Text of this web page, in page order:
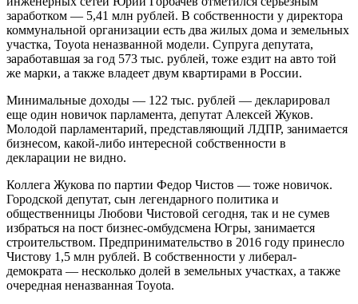
заработком — 5,41 млн рублей. В собственности у директора
коммунальной организации есть два жилых дома и земельных
участка, Toyota неназванной модели. Супруга депутата,
заработавшая за год 573 тыс. рублей, тоже ездит на авто той
же марки, а также владеет двум квартирами в России.
Минимальные доходы — 122 тыс. рублей — декларировал
еще один новичок парламента, депутат Алексей Жуков.
Молодой парламентарий, представляющий ЛДПР, занимается
бизнесом, какой-либо интересной собственности в
декларации не видно.
Коллега Жукова по партии Федор Чистов — тоже новичок.
Городской депутат, сын легендарного политика и
общественницы Любови Чистовой сегодня, так и не сумев
избраться на пост бизнес-омбудсмена Югры, занимается
строительством. Предпринимательство в 2016 году принесло
Чистову 1,5 млн рублей. В собственности у либерал-
демократа — несколько долей в земельных участках, а также
очередная неназванная Toyota.